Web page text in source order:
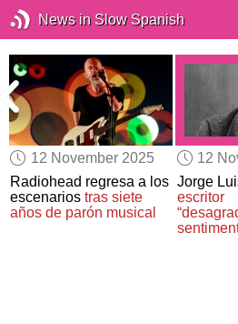
News in Slow Spanish
12 November 2025
Radiohead regresa a los
escenariostras siete
años de parón musical
12
Jorge
escritor